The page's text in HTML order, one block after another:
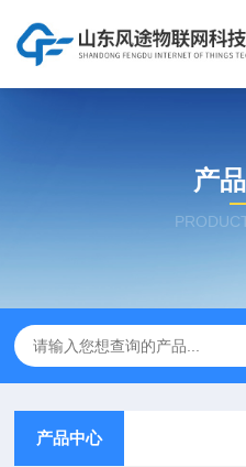
产
产品中心